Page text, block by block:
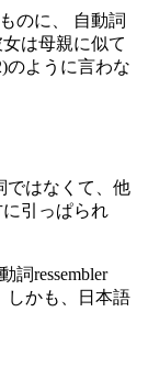
のに、 自動詞
は母親に似て
のように言わな
ではなくて、他
引っぱられ
ressembler
しかも、日本語